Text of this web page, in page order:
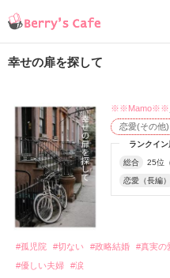
幸せの扉を探して
ランクイン
総合 25位
恋愛（長編）
恋愛(その他)
※※Mamo※※
#孤児院 #切ない #政略結婚 #真実の
#優しい夫婦
#涙